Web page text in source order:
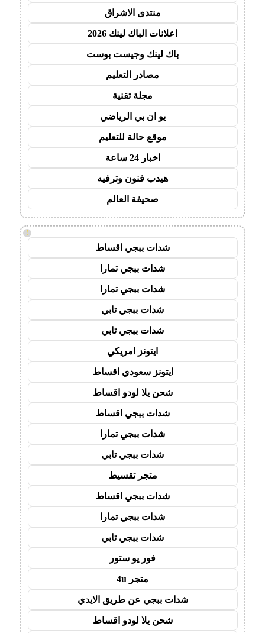
منتدى الاشراق
اعلانات الباك لينك 2026
باك لينك وجيست بوست
مصادر التعليم
مجلة تقنية
يو ان بي الرياضي
موقع حالة للتعليم
اخبار 24 ساعة
هيدب فنون وترفيه
صحيفة العالم
!
شدات ببجي اقساط
شدات ببجي تمارا
شدات ببجي تمارا
شدات ببجي تابي
شدات ببجي تابي
ايتونز امريكي
ايتونز سعودي اقساط
شحن يلا لودو اقساط
شدات ببجي اقساط
شدات ببجي تمارا
شدات ببجي تابي
متجر تقسيط
شدات ببجي اقساط
شدات ببجي تمارا
شدات ببجي تابي
فور يو ستور
متجر 4u
شدات ببجي عن طريق الايدي
شحن يلا لودو اقساط